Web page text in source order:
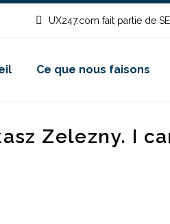
UX247.com fait partie de
Ce que nous faisons
Zelezny. I